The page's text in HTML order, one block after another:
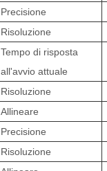
Precisione
Risoluzione
Tempo di risposta
all'avvio attuale
Risoluzione
Allineare
Precisione
Risoluzione